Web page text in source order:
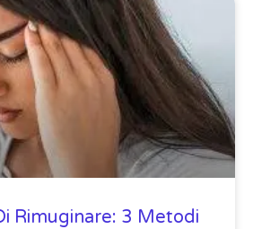
Rimuginare: 3 Metodi